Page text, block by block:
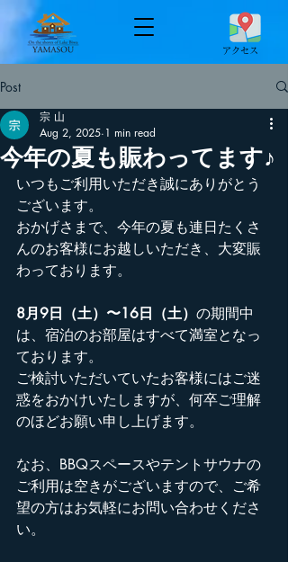
​アクセス
Post
今年の夏も賑わってます♪
宗 山
Aug 2, 2025 1 min read
いつもご利用いただき誠にありがとう
ございます。
おかげさまで、今年の夏も連日たくさ
んのお客様にお越しいただき、大変賑
わっております。
8月9日（土）〜16日（土） の期間中
は、宿泊のお部屋はすべて満室となっ
ております。
ご検討いただいていたお客様にはご迷
惑をおかけいたしますが、何卒ご理解
のほどお願い申し上げます。
なお、BBQスペースやテントサウナの
ご利用は空きがございますので、ご希
望の方はお気軽にお問い合わせくださ
い。